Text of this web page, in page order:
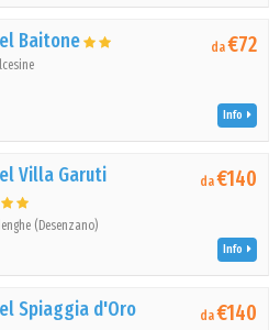
Baitone da€72
Info
Villa Garuti
(Desenzano)
da€140
Info
Spiaggia d'Oro da€140